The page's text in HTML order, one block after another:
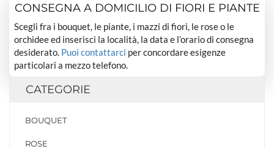
CONSEGNA A DOMICILIO DI FIORI E PIANTE
Scegli fra i bouquet, le piante, i mazzi di fiori, le rose o le
orchidee ed inserisci la località, la data e l’orario di consegna
desiderato. Puoi contattarci per concordare esigenze
particolari a mezzo telefono.
CATEGORIE
BOUQUET
ROSE